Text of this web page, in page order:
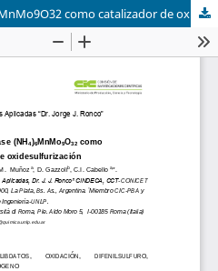
Aplicación de la fase (NH4)6MnMo9O32 como catalizador de oxidesulfurización